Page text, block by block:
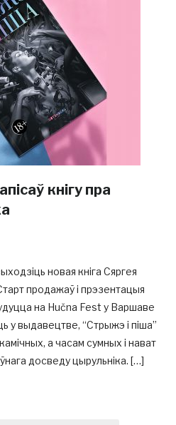
кнігу пра
новая кніга Сяргея
продажаў і прэзентацыя
на Hučna Fest у Варшаве
у выдавецтве, “Стрыжэ і піша”
а часам сумных і нават
досведу цырульніка. […]